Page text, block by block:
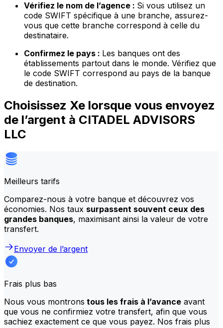
Vérifiez le nom de l’agence : Si vous utilisez un
code SWIFT spécifique à une branche, assurez-
vous que cette branche correspond à celle du
destinataire.
Confirmez le pays : Les banques ont des
établissements partout dans le monde. Vérifiez que
le code SWIFT correspond au pays de la banque
de destination.
Choisissez Xe lorsque vous envoyez
de l’argent à CITADEL ADVISORS
LLC
Meilleurs tarifs
Comparez-nous à votre banque et découvrez vos
économies. Nos taux surpassent souvent ceux des
grandes banques, maximisant ainsi la valeur de votre
transfert.
Envoyer de l’argent
Frais plus bas
Nous vous montrons tous les frais à l’avance avant
que vous ne confirmiez votre transfert, afin que vous
sachiez exactement ce que vous payez. Nos frais plus